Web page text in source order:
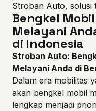
Stroban Auto, solusi
Bengkel
Melayani
di Indonesia
Stroban Auto:
Melayani Anda di
Dalam era mobilitas
akan bengkel mobil
lengkap menjadi